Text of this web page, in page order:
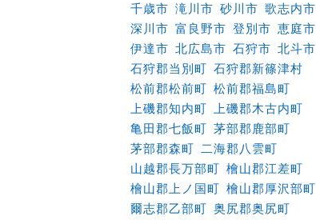
千歳市 滝川市 砂川市 歌志内市
深川市 富良野市 登別市 恵庭市
伊達市 北広島市 石狩市 北斗市
石狩郡当別町 石狩郡新篠津村
松前郡松前町 松前郡福島町
上磯郡知内町
上磯郡木古内町
亀田郡七飯町 茅部郡鹿部町
茅部郡森町
二海郡八雲町
山越郡長万部町 檜山郡江差町
檜山郡上ノ国町 檜山郡厚沢部町
爾志郡乙部町 奥尻郡奥尻町